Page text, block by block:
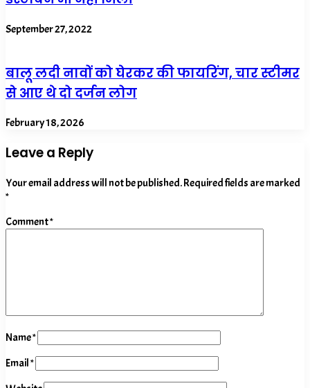
September 27, 2022
बालू लदी नावों को घेरकर की फायरिंग, चार स्टीमर
से आए थे दो दर्जन लोग
February 18, 2026
Leave a Reply
Your email address will not be published.Required fields are marked
*
Comment*
Name*
Email*